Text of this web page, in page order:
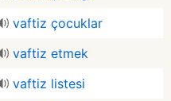
vaftiz çocuklar
vaftiz etmek
vaftiz listesi